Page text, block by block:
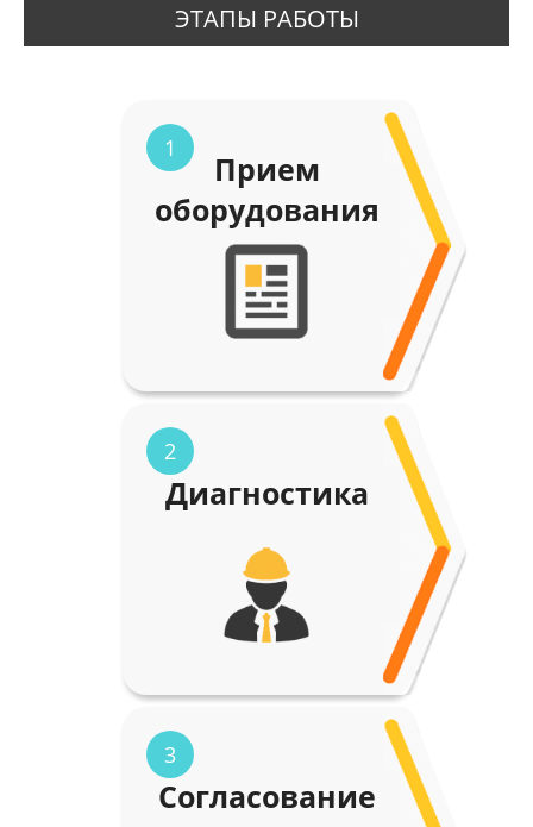
ЭТАПЫ РАБОТЫ
1
Прием
оборудования
2
Диагностика
3
Согласование